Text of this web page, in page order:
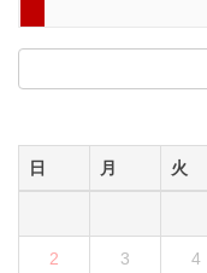
日 月 火
2 3 4